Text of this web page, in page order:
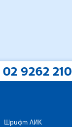
02 9262 210
Шрифт ЛИК